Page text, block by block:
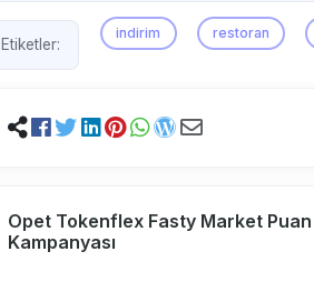
Etiketler:
indirim restoran
Opet Tokenflex Fasty Market Puan
Kampanyası